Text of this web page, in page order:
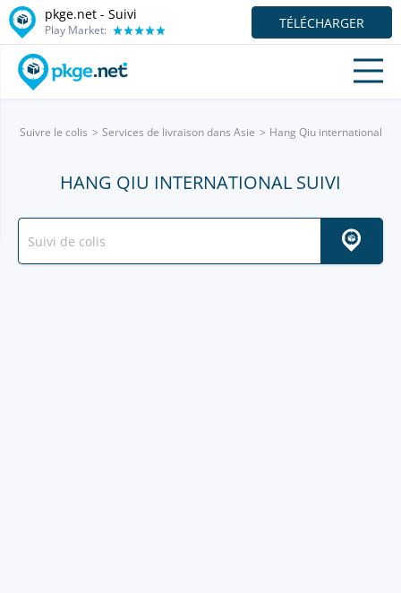
pkge.net - Suivi
Play Market: TÉLÉCHARGER
Suivre le colis Services de livraison dans Asie Hang Qiu international
HANG QIU INTERNATIONAL SUIVI